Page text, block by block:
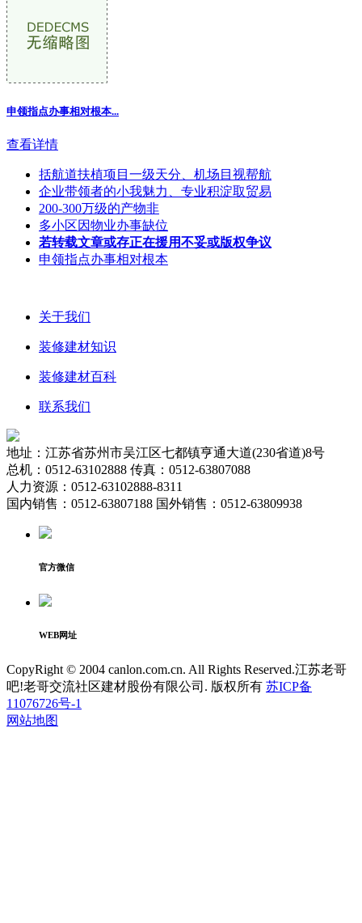
申领指点办事相对根本...
查看详情
括航道扶植项目一级天分、机场目视帮航
企业带领者的小我魅力、专业积淀取贸易
200-300万级的产物非
多小区因物业办事缺位
若转载文章或存正在援用不妥或版权争议
申领指点办事相对根本
关于我们
装修建材知识
装修建材百科
联系我们
地址：江苏省苏州市吴江区七都镇亨通大道(230省道)8号
总机：0512-63102888 传真：0512-63807088
人力资源：0512-63102888-8311
国内销售：0512-63807188 国外销售：0512-63809938
官方微信
WEB网址
CopyRight © 2004 canlon.com.cn. All Rights Reserved.江苏老哥
吧!老哥交流社区建材股份有限公司. 版权所有 苏ICP备
11076726号-1
网站地图